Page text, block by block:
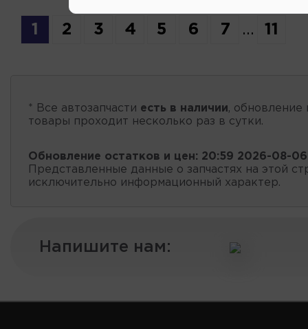
1 2 3 4 5 6 7 ... 11
* Все автозапчасти есть в наличии, обновление
товары проходит несколько раз в сутки.
Обновление остатков и цен: 20:59 2026-08-06
Представленные данные о запчастях на этой
исключительно информационный характер.
Напишите нам: